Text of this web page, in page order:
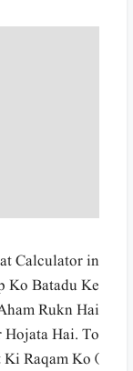
Calculator in
Ko Batadu Ke
Rukn Hai
Hai. To
Raqam Ko (